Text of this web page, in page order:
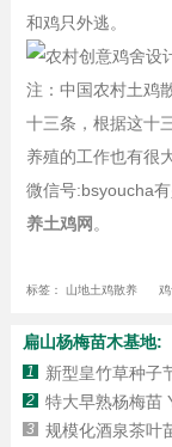
和鸡只外逃。
注：中国农村土鸡
十三条，根据这十
养殖的工作也有很
微信号:bsyoucha
养土鸡网 。
标签： 山地土鸡散养
扁山杨梅苗木基地:
1 新型皇竹草种子
2 特大早熟杨梅苗
3 规模化酒泉茶叶